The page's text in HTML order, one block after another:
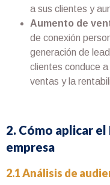
a sus clientes y
Aumento de
de conexión
generación de
clientes conduce
ventas y la
2. Cómo aplicar
empresa
2.1 Análisis de